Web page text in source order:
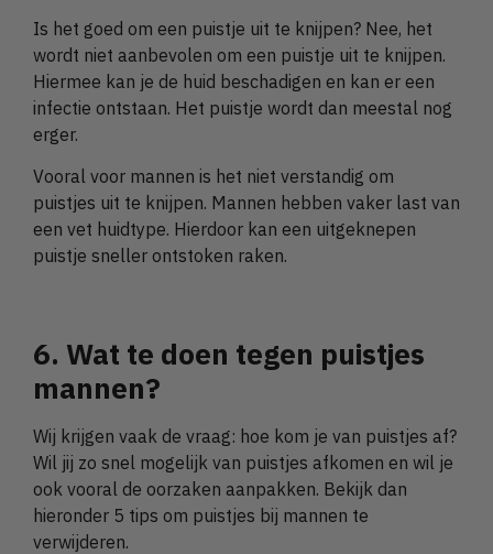
Is het goed om een puistje uit te knijpen? Nee, het
wordt niet aanbevolen om een puistje uit te knijpen.
Hiermee kan je de huid beschadigen en kan er een
infectie ontstaan. Het puistje wordt dan meestal nog
erger.
Vooral voor mannen is het niet verstandig om
puistjes uit te knijpen. Mannen hebben vaker last van
een vet huidtype. Hierdoor kan een uitgeknepen
puistje sneller ontstoken raken.
6. Wat te doen tegen puistjes
mannen?
Wij krijgen vaak de vraag: hoe kom je van puistjes af?
Wil jij zo snel mogelijk van puistjes afkomen en wil je
ook vooral de oorzaken aanpakken. Bekijk dan
hieronder 5 tips om puistjes bij mannen te
verwijderen.